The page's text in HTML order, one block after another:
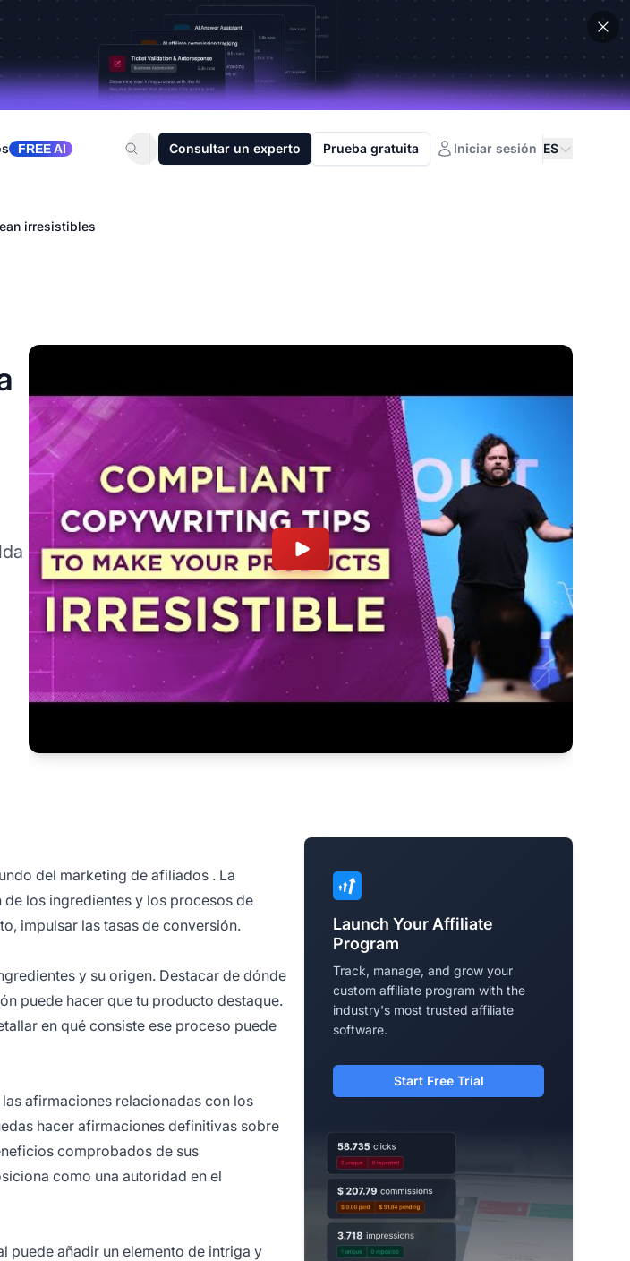
FREE AI Consultar un experto Prueba gratuita Iniciar sesión ES
irresistibles
del marketing de afiliados . La
los ingredientes y los procesos de
impulsar las tasas de conversión.
y su origen. Destacar de dónde
puede hacer que tu producto destaque.
en qué consiste ese proceso puede
afirmaciones relacionadas con los
hacer afirmaciones definitivas sobre
comprobados de sus
como una autoridad en el
puede añadir un elemento de intriga y
Launch Your Affiliate
Program
Track, manage, and grow your
custom affiliate program with the
industry's most trusted affiliate
software.
Start Free Trial